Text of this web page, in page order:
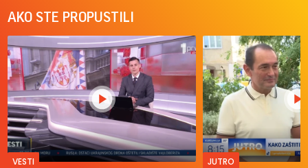
AKO STE PROPUSTILI
VESTI JUTRO